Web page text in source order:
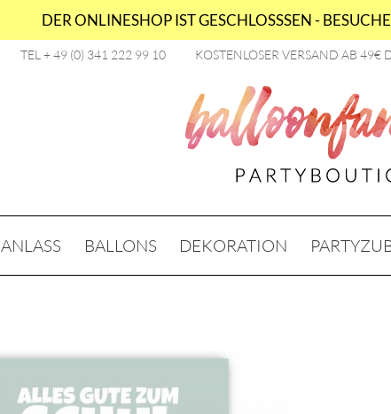
DER ONLINESHOP IST GESCHLOSSSEN -
TEL + 49 (0) 341 222 99 10 KOSTENLOSER VERSAND AB 49€
ANLASS BALLONS DEKORATION